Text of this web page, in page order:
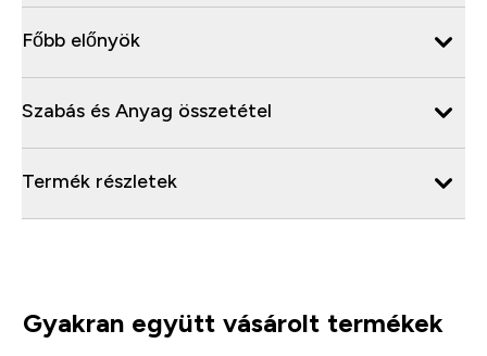
Főbb előnyök
Szabás és Anyag összetétel
Termék részletek
Gyakran együtt vásárolt termékek